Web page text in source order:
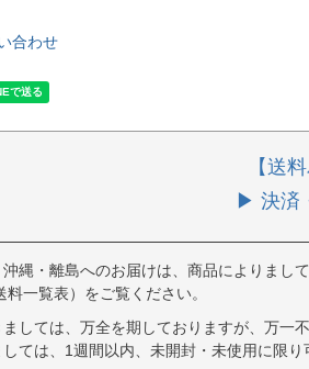
合わせ
【送
▶ 決済
縄・離島へのお届けは、商品によりまし
一覧表）をご覧ください。
しては、万全を期しておりますが、万一
ては、1週間以内、未開封・未使用に限り